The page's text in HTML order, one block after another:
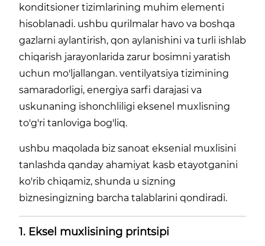
konditsioner tizimlarining muhim elementi
hisoblanadi. ushbu qurilmalar havo va boshqa
gazlarni aylantirish, qon aylanishini va turli ishlab
chiqarish jarayonlarida zarur bosimni yaratish
uchun mo'ljallangan. ventilyatsiya tizimining
samaradorligi, energiya sarfi darajasi va
uskunaning ishonchliligi eksenel muxlisning
to'g'ri tanloviga bog'liq.
ushbu maqolada biz sanoat eksenial muxlisini
tanlashda qanday ahamiyat kasb etayotganini
ko'rib chiqamiz, shunda u sizning
biznesingizning barcha talablarini qondiradi.
1. Eksel muxlisining printsipi